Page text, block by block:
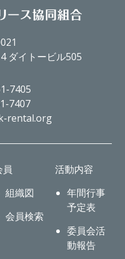
ダイトービル505
7405
7407
rental.org
員
組織図
会員検索
活動内容
年間行事
予定表
委員会活
動報告